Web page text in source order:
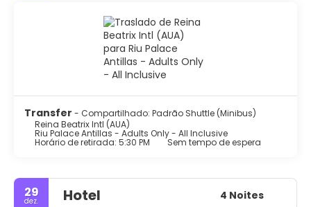
Transfer - Compartilhado: Padrão Shuttle (Minibus)
Reina Beatrix Intl (AUA)
Riu Palace Antillas - Adults Only - All Inclusive
Horário de retirada: 5:30 PM Sem tempo de espera
29
dez. Hotel 4 Noites